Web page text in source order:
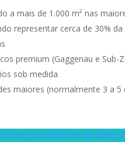
a mais de 1.000 m² nas
representar cerca de 30%
premium (Gaggenau e Sub-
sob medida
maiores (normalmente 3 a 5
Preços e Plantas do Jade